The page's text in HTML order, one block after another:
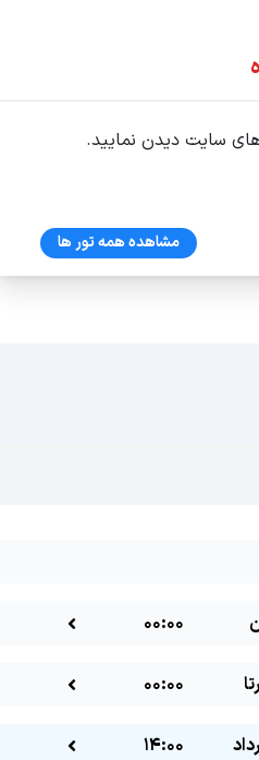
00:00
00:00
14:00
سایت دیدن نمایید.
مشاهده همه تور ها